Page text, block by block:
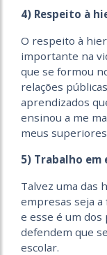
4) Respeito à
O respeito à
importante na
que se formou
relações
aprendizados
ensinou a me
meus
5) Trabalho em
Talvez uma das
empresas seja
e esse é um
defendem que
escolar.